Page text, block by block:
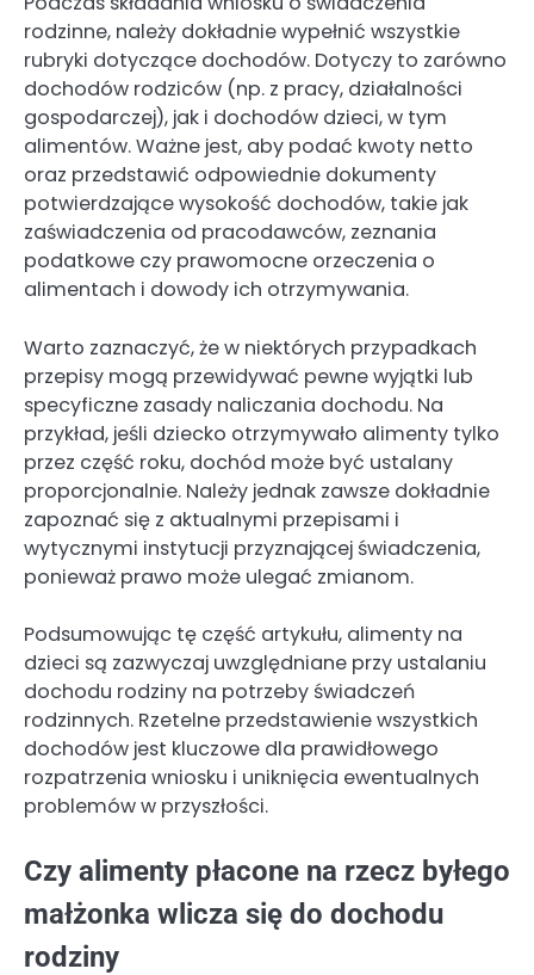
rodzinne, należy dokładnie wypełnić wszystkie
rubryki dotyczące dochodów. Dotyczy to zarówno
dochodów rodziców (np. z pracy, działalności
gospodarczej), jak i dochodów dzieci, w tym
alimentów. Ważne jest, aby podać kwoty netto
oraz przedstawić odpowiednie dokumenty
potwierdzające wysokość dochodów, takie jak
zaświadczenia od pracodawców, zeznania
podatkowe czy prawomocne orzeczenia o
alimentach i dowody ich otrzymywania.
Warto zaznaczyć, że w niektórych przypadkach
przepisy mogą przewidywać pewne wyjątki lub
specyficzne zasady naliczania dochodu. Na
przykład, jeśli dziecko otrzymywało alimenty tylko
przez część roku, dochód może być ustalany
proporcjonalnie. Należy jednak zawsze dokładnie
zapoznać się z aktualnymi przepisami i
wytycznymi instytucji przyznającej świadczenia,
ponieważ prawo może ulegać zmianom.
Podsumowując tę część artykułu, alimenty na
dzieci są zazwyczaj uwzględniane przy ustalaniu
dochodu rodziny na potrzeby świadczeń
rodzinnych. Rzetelne przedstawienie wszystkich
dochodów jest kluczowe dla prawidłowego
rozpatrzenia wniosku i uniknięcia ewentualnych
problemów w przyszłości.
Czy alimenty płacone na rzecz byłego
małżonka wlicza się do dochodu
rodziny